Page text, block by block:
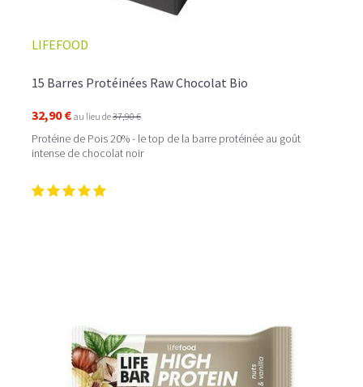
LIFEFOOD
15 Barres Protéinées Raw Chocolat Bio
32,90 € au lieu de37,90 €
Protéine de Pois 20% - le top de la barre protéinée au goût
intense de chocolat noir